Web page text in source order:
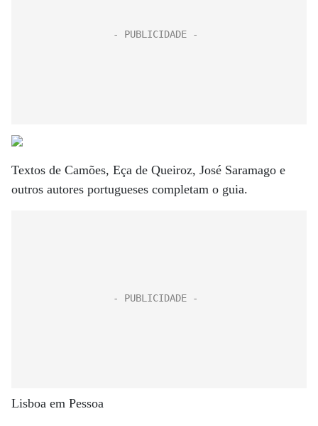
Textos de Camões, Eça de Queiroz, José Saramago e
outros autores portugueses completam o guia.
Lisboa em Pessoa